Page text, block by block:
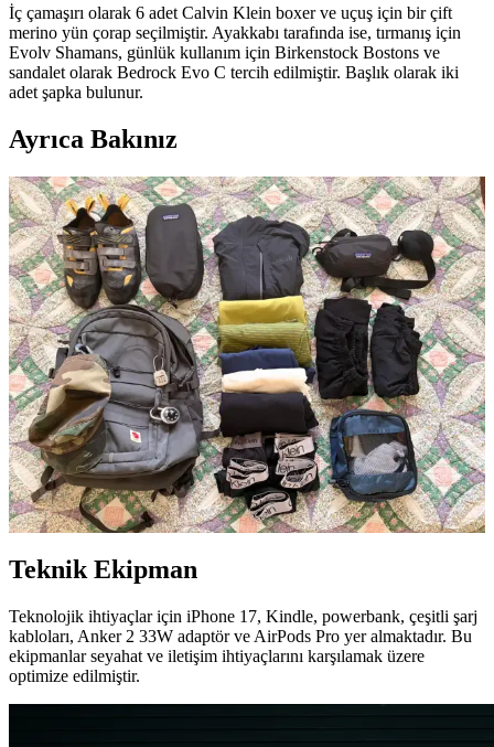
İç çamaşırı olarak 6 adet Calvin Klein boxer ve uçuş için bir çift
merino yün çorap seçilmiştir. Ayakkabı tarafında ise, tırmanış için
Evolv Shamans, günlük kullanım için Birkenstock Bostons ve
sandalet olarak Bedrock Evo C tercih edilmiştir. Başlık olarak iki
adet şapka bulunur.
Ayrıca Bakınız
6 Aylık Tırmanış Seyahati İçin Hafif ve Fonksiyonel
Sırt Çantası Hazırlama Rehberi
6 aylık tırmanış seyahati için farklı iklimlere uygun kıyafet ve
ekipman seçimi, havaalanı güvenliği ve bölgesel tırmanış kuralları
dikkate alınarak fonksiyonel sırt çantası hazırlama yöntemleri
anlatılmaktadır.
Tayland'da 2 Haftalık Tırmanış Seyahati İçin
Minimalist Tek Çanta Hazırlığı ve Ekipman Seçimi
Tayland'da Bangkok ve Khon Kaen bölgelerinde planlanan iki
haftalık tırmanış seyahati için minimalist ve işlevsel bir sırt çantası
hazırlığı yapılmıştır. Kıyafet, teknik ekipman ve kişisel bakım
ürünleri seyahatin ihtiyaçlarına göre seçilmiştir.
Teknik Ekipman
Teknolojik ihtiyaçlar için iPhone 17, Kindle, powerbank, çeşitli şarj
kabloları, Anker 2 33W adaptör ve AirPods Pro yer almaktadır. Bu
ekipmanlar seyahat ve iletişim ihtiyaçlarını karşılamak üzere
optimize edilmiştir.